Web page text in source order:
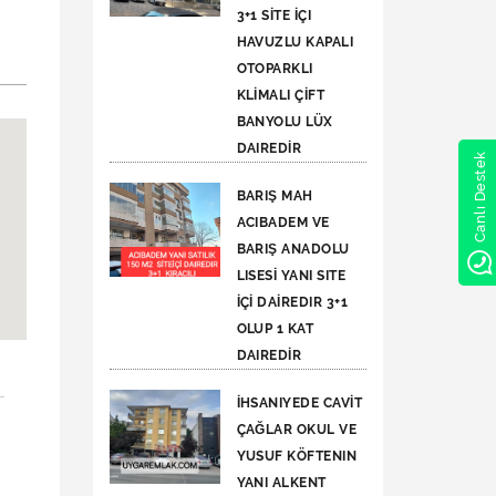
3+1 SİTE İÇI
HAVUZLU KAPALI
OTOPARKLI
KLİMALI ÇİFT
BANYOLU LÜX
DAIREDİR
BARIŞ MAH
ACIBADEM VE
BARIŞ ANADOLU
LISESİ YANI SITE
İÇİ DAİREDIR 3+1
OLUP 1 KAT
DAIREDİR
İHSANIYEDE CAVİT
ÇAĞLAR OKUL VE
YUSUF KÖFTENIN
YANI ALKENT
Canlı Destek